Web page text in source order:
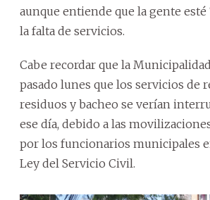
aunque entiende que la gente esté
la falta de servicios.
Cabe recordar que la
pasado lunes que los servicios de
residuos y bacheo se verían
ese día, debido a las
por los funcionarios municipales
Ley del Servicio Civil.